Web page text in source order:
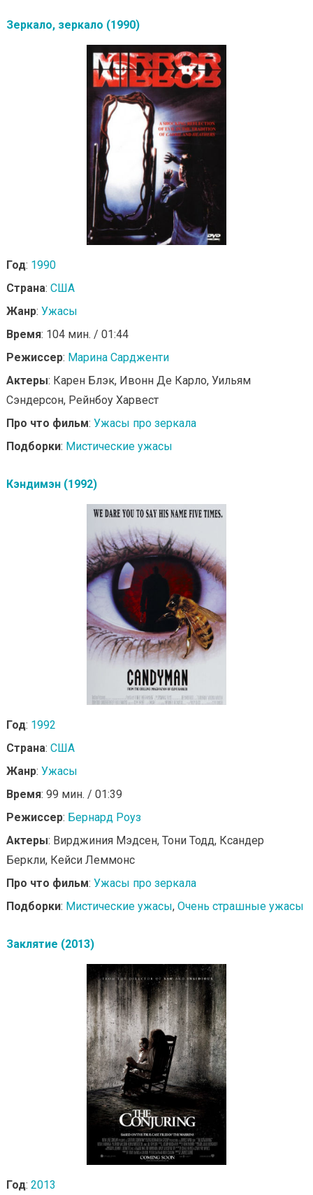
Зеркало, зеркало (1990)
Год: 1990
Страна: США
Жанр: Ужасы
Время: 104 мин. / 01:44
Режиссер: Марина Сардженти
Актеры: Карен Блэк, Ивонн Де Карло, Уильям
Сэндерсон, Рейнбоу Харвест
Про что фильм: Ужасы про зеркала
Подборки: Мистические ужасы
Кэндимэн (1992)
Год: 1992
Страна: США
Жанр: Ужасы
Время: 99 мин. / 01:39
Режиссер: Бернард Роуз
Актеры: Вирджиния Мэдсен, Тони Тодд, Ксандер
Беркли, Кейси Леммонс
Про что фильм: Ужасы про зеркала
Подборки: Мистические ужасы, Очень страшные ужасы
Заклятие (2013)
Год: 2013